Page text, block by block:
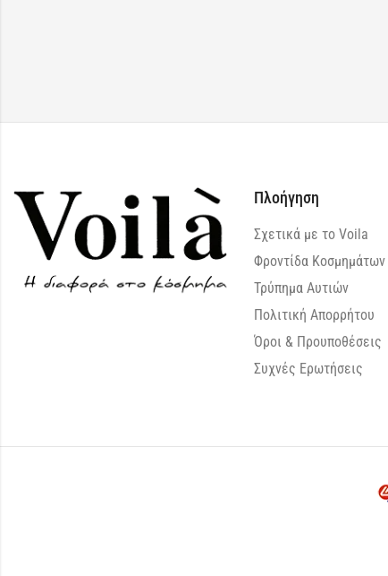
Πλοήγηση
Σχετικά με το Voila
Φροντίδα Κοσμημάτων
Τρύπημα Αυτιών
Πολιτική Απορρήτου
Όροι & Προυποθέσεις
Συχνές Ερωτήσεις